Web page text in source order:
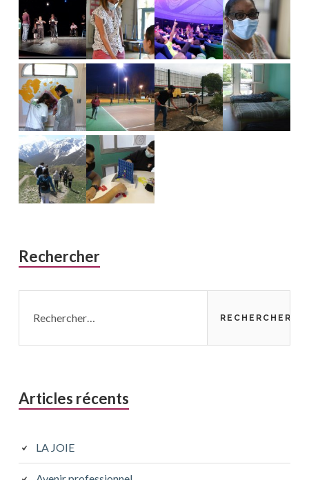
Rechercher
Articles récents
LA JOIE